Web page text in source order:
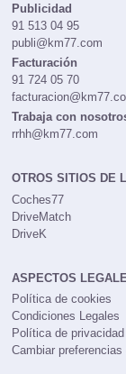
Publicidad
91 513 04 95
publi@km77.com
Facturación
91 724 05 70
Trabaja con
rrhh@km77.com
OTROS SITIOS DE
Coches77
DriveMatch
DriveK
ASPECTOS
Política de cookies
Condiciones Legales
Política de privacidad
Cambiar preferencias